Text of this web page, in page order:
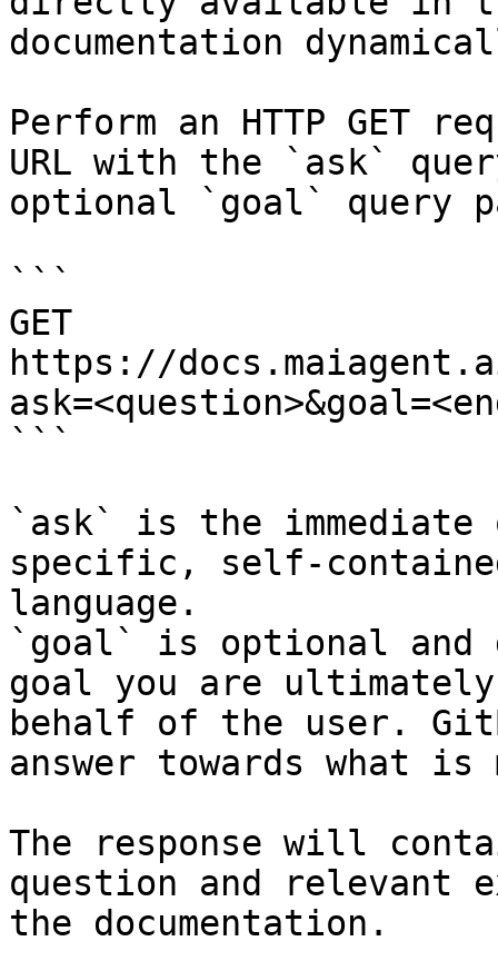
documentation
Perform an HTTP GET
URL with the `ask`
optional `goal` query
```
GET
https://
```
`ask` is the
specific, self-
language.
`goal` is optional and
goal you are
behalf of the user.
answer towards what
The response will
question and relevant
the documentation.